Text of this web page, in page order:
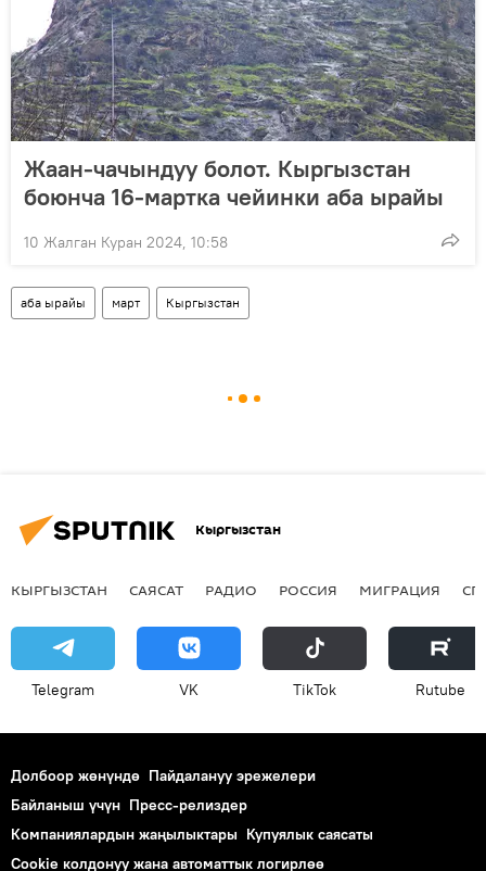
Жаан-чачындуу болот. Кыргызстан
боюнча 16-мартка чейинки аба ырайы
10 Жалган Куран 2024, 10:58
аба ырайы март Кыргызстан
Кыргызстан
КЫРГЫЗСТАН САЯСАТ РАДИО РОССИЯ МИГРАЦИЯ
Telegram VK ТikТоk Rutube
Долбоор жөнүндө Пайдалануу эрежелери
Байланыш үчүн Пресс-релиздер
Компаниялардын жаңылыктары Купуялык саясаты
Cookie колдонуу жана автоматтык логирлөө